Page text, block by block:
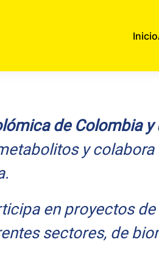
Inicio
de Colombia
y
en proyectos
sectores, de